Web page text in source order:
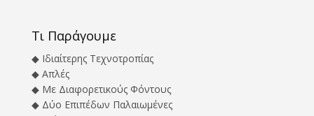
Τι Παράγουμε
◆ Ιδιαίτερης Τεχνοτροπίας
◆ Απλές
◆ Με Διαφορετικούς Φόντους
◆ Δύο Επιπέδων Παλαιωμένες